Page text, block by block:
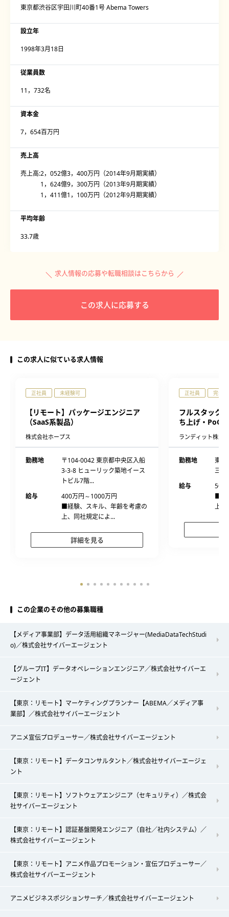
東京都渋谷区宇田川町40番1号 Abema Towers
設立年
1998年3月18日
従業員数
11，732名
資本金
7，654百万円
売上高
売上高:2，052億3，400万円（2014年9月期実績）
1，624億9，300万円（2013年9月期実績）
1，411億1，100万円（2012年9月期実績）
平均年齢
33.7歳
求人情報の応募や転職相談はこちらから
この求人に応募する
この求人に似ている求人情報
正社員 未経験可
【リモート】パッケージエンジニア
（SaaS系製品）
株式会社ホープス
勤務地
〒104-0042 東京都中央区入船
3-3-8 ヒューリック築地イース
トビル7階...
給与
400万円～1000万円
■経験、スキル、年齢を考慮の
上、同社規定によ...
詳細を見る
正社員 完全
フルスタック
ち上げ・PoC
ランディット株式
勤務地
東京
三井
給与
500
■経
上、
この企業のその他の募集職種
【メディア事業部】データ活用組織マネージャー(MediaDataTechStudi
o)／株式会社サイバーエージェント
【グループIT】データオペレーションエンジニア／株式会社サイバーエ
ージェント
【東京：リモート】マーケティングプランナー【ABEMA／メディア事
業部】／株式会社サイバーエージェント
アニメ宣伝プロデューサー／株式会社サイバーエージェント
【東京：リモート】データコンサルタント／株式会社サイバーエージェ
ント
【東京：リモート】ソフトウェアエンジニア（セキュリティ）／株式会
社サイバーエージェント
【東京：リモート】認証基盤開発エンジニア（自社／社内システム）／
株式会社サイバーエージェント
【東京：リモート】アニメ作品プロモーション・宣伝プロデューサー／
株式会社サイバーエージェント
アニメビジネスポジションサーチ／株式会社サイバーエージェント